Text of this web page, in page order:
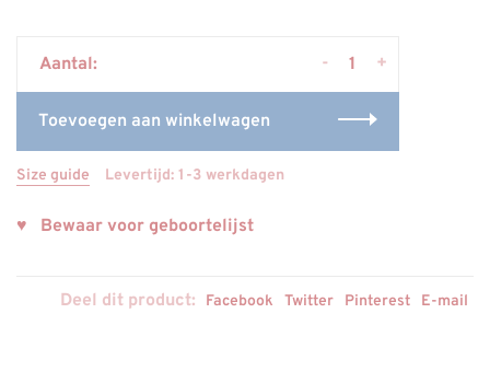
Aantal: +
-
Toevoegen aan winkelwagen
Size guide Levertijd: 1-3 werkdagen
♥ Bewaar voor geboortelijst
Deel dit product: Facebook Twitter Pinterest E-mail